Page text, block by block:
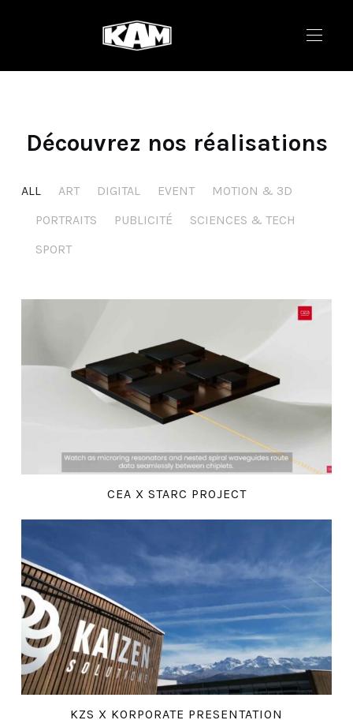
Découvrez nos réalisations
ALL ART DIGITAL EVENT
MOTION & 3D
PORTRAITS
PUBLICITÉ
SCIENCES & TECH
SPORT
CEA X STARC PROJECT
KZS X KORPORATE PRESENTATION